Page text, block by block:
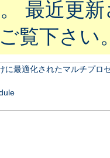
最近更
覧下さい
に最適化されたマルチプロ